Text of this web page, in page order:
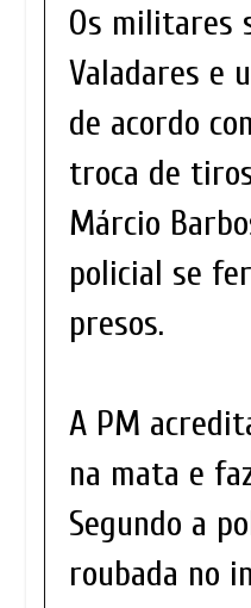
Os militares
Valadares e
de acordo
troca de
Márcio
policial se
presos.
A PM
na mata e
Segundo a
roubada no